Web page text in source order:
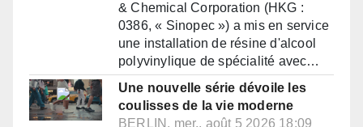
& Chemical Corporation (HKG :
0386, « Sinopec ») a mis en service
une installation de résine d'alcool
polyvinylique de spécialité avec…
Une nouvelle série dévoile les
coulisses de la vie moderne
BERLIN, mer., août 5 2026 18:09